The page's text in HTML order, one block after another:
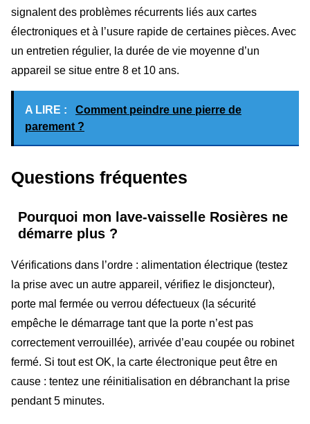
signalent des problèmes récurrents liés aux cartes
électroniques et à l’usure rapide de certaines pièces. Avec
un entretien régulier, la durée de vie moyenne d’un
appareil se situe entre 8 et 10 ans.
A LIRE :
Comment peindre une pierre de
parement ?
Questions fréquentes
Pourquoi mon lave-vaisselle Rosières ne
démarre plus ?
Vérifications dans l’ordre : alimentation électrique (testez
la prise avec un autre appareil, vérifiez le disjoncteur),
porte mal fermée ou verrou défectueux (la sécurité
empêche le démarrage tant que la porte n’est pas
correctement verrouillée), arrivée d’eau coupée ou robinet
fermé. Si tout est OK, la carte électronique peut être en
cause : tentez une réinitialisation en débranchant la prise
pendant 5 minutes.